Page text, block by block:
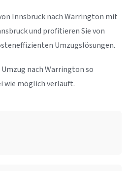
Innsbruck nach Warrington mit
und profitieren Sie von
Umzugslösungen.
nach Warrington so
wie möglich verläuft.